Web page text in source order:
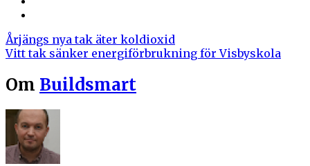
Årjängs nya tak äter koldioxid
Vitt tak sänker energiförbrukning för Visbyskola
Om Buildsmart